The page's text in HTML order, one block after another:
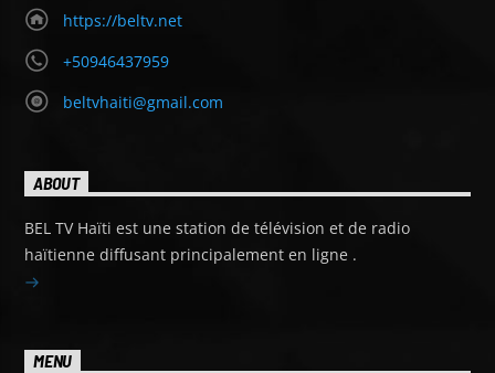
https://beltv.net
+50946437959
beltvhaiti@gmail.com
ABOUT
BEL TV Haïti est une station de télévision et de radio
haïtienne diffusant principalement en ligne .
MENU